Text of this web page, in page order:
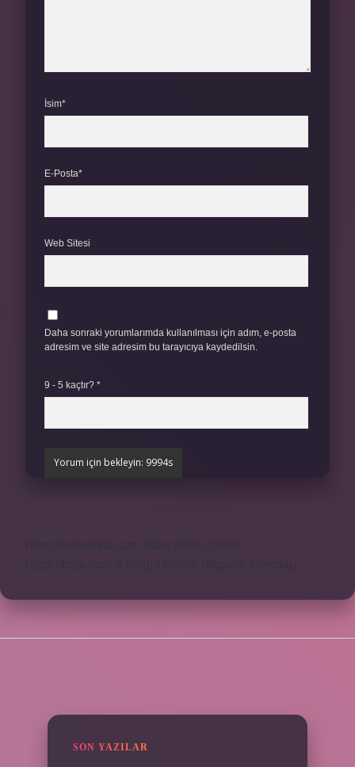
İsim*
E-Posta*
Web Sitesi
Daha sonraki yorumlarımda kullanılması için adım, e-posta
adresim ve site adresim bu tarayıcıya kaydedilsin.
9 - 5 kaçtır? *
SON YAZILAR